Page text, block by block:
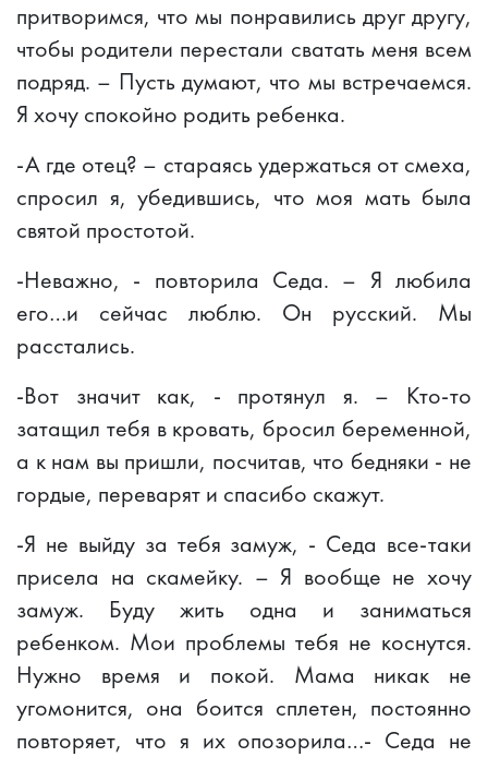
притворимся, что мы понравились друг другу,
чтобы родители перестали сватать меня всем
подряд. – Пусть думают, что мы встречаемся.
Я хочу спокойно родить ребенка.
-А где отец? – стараясь удержаться от смеха,
спросил я, убедившись, что моя мать была
святой простотой.
-Неважно, - повторила Седа. – Я любила
его…и сейчас люблю. Он русский. Мы
расстались.
-Вот значит как, - протянул я. – Кто-то
затащил тебя в кровать, бросил беременной,
а к нам вы пришли, посчитав, что бедняки - не
гордые, переварят и спасибо скажут.
-Я не выйду за тебя замуж, - Седа все-таки
присела на скамейку. – Я вообще не хочу
замуж. Буду жить одна и заниматься
ребенком. Мои проблемы тебя не коснутся.
Нужно время и покой. Мама никак не
угомонится, она боится сплетен, постоянно
повторяет, что я их опозорила…- Седа не